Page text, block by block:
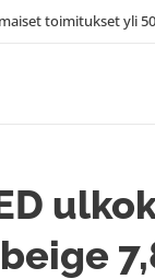
toimitukset yli